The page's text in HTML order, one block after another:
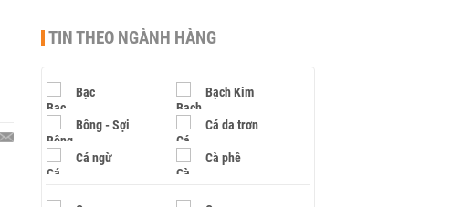
TIN THEO NGÀNH HÀNG
Bạc Bạch Kim
Bông - Sợi Cá da trơn
Cá ngừ Cà phê